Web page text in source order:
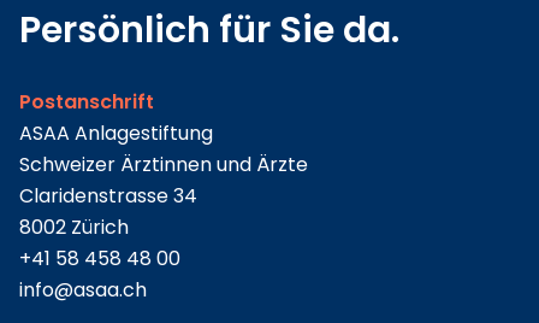
Persönlich für Sie da.
Postanschrift
ASAA Anlagestiftung
Schweizer Ärztinnen und Ärzte
Claridenstrasse 34
8002 Zürich
+41 58 458 48 00
info@asaa.ch